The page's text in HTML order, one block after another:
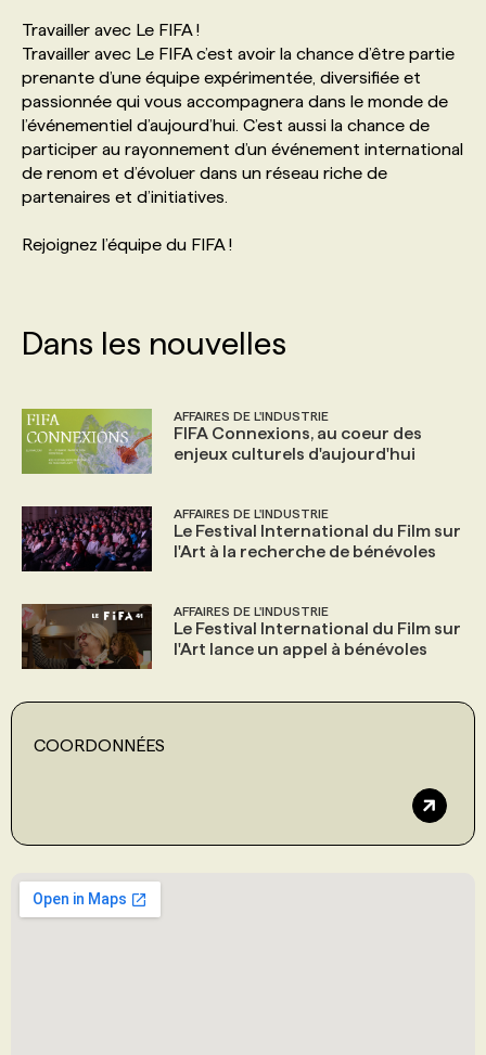
Travailler avec Le FIFA !
Travailler avec Le FIFA c’est avoir la chance d’être partie
prenante d’une équipe expérimentée, diversifiée et
passionnée qui vous accompagnera dans le monde de
l’événementiel d’aujourd’hui. C’est aussi la chance de
participer au rayonnement d’un événement international
de renom et d’évoluer dans un réseau riche de
partenaires et d’initiatives.
Rejoignez l’équipe du FIFA !
Dans les nouvelles
AFFAIRES DE L'INDUSTRIE
FIFA Connexions, au coeur des
enjeux culturels d'aujourd'hui
AFFAIRES DE L'INDUSTRIE
Le Festival International du Film sur
l'Art à la recherche de bénévoles
AFFAIRES DE L'INDUSTRIE
Le Festival International du Film sur
l'Art lance un appel à bénévoles
COORDONNÉES